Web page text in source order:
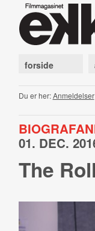
forside
Du er her:Anmeldelser
01. DEC.
The